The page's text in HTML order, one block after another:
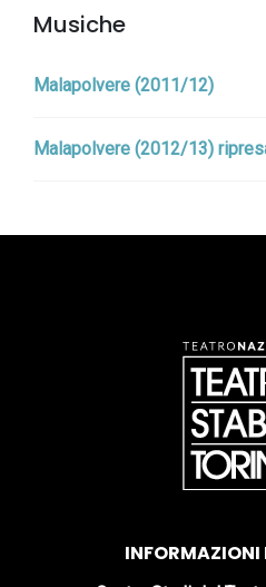
Musiche
Malapolvere (2011/12)
Malapolvere (2012/13)